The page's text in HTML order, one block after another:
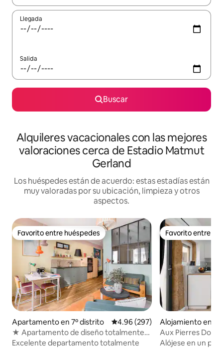
Llegada
Salida
Buscar
Alquileres vacacionales con las mejores
valoraciones cerca de Estadio Matmut
Gerland
Los huéspedes están de acuerdo: estas estadías están
muy valoradas por su ubicación, limpieza y otros
aspectos.
Favorito entre huéspedes
Favorito entre huéspedes
Apartamento en 7º distrito Calificación promedio: 4.96 de
4.96 (297)
★ Apartamento de diseño totalmente
equipado Lyon centro ★
Excelente departamento totalmente
Favorito entre
Favorito entre
Alojamiento en
e
Aux Pierres
-
Alójese en un